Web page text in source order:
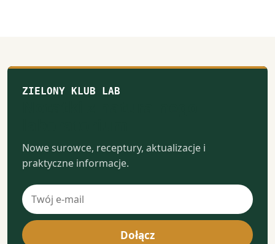
ZIELONY KLUB LAB
Nowe surowce, receptury, aktualizacje i
praktyczne informacje.
Adres
e-
mail
Dołącz